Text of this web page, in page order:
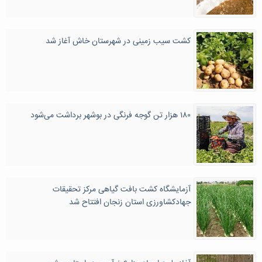
کشت سیب زمینی در شهرستان خاش آغاز شد
۱۸۰ هزار تن گوجه فرنگی در بوشهر برداشت می‌شود
آزمایشگاه کشت بافت گیاهی مرکز تحقیقات
جهادکشاورزی استان زنجان افتتاح شد